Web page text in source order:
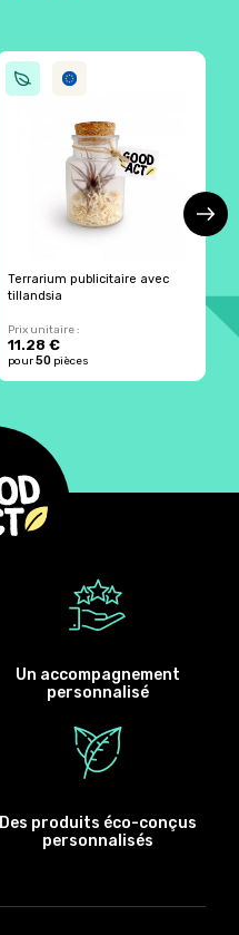
Terrarium publicitaire avec
tillandsia
Prix unitaire :
11.28 €
pour50 pièces
Un accompagnement
personnalisé
Des produits éco-conçus
personnalisés